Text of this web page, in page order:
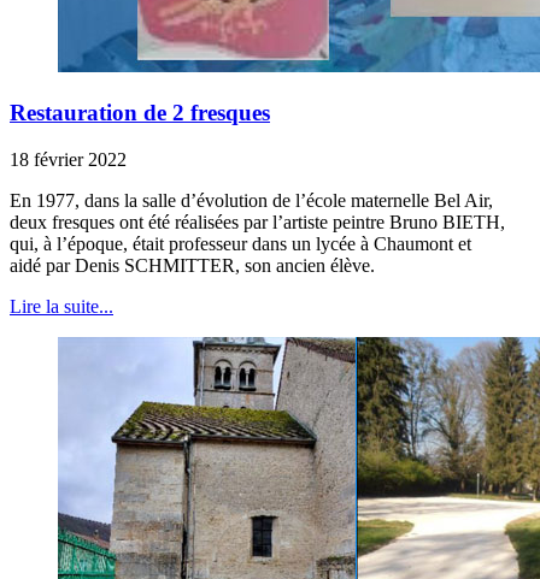
Restauration de 2 fresques
18 février 2022
En 1977, dans la salle d’évolution de l’école maternelle Bel Air,
deux fresques ont été réalisées par l’artiste peintre Bruno BIETH,
qui, à l’époque, était professeur dans un lycée à Chaumont et
aidé par Denis SCHMITTER, son ancien élève.
Lire la suite...